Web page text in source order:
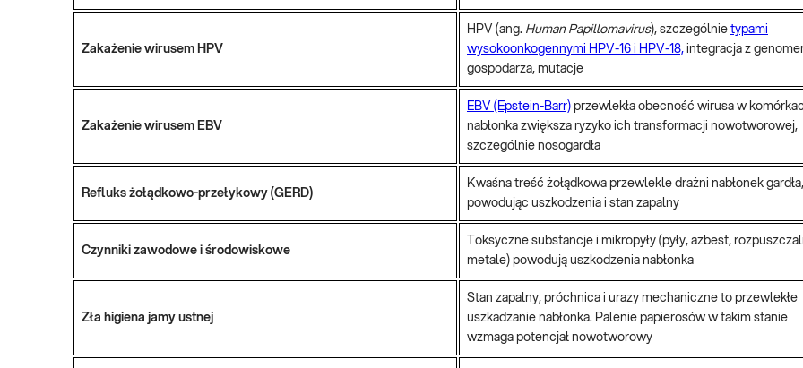
Zakażenie wirusem HPV
HPV (ang. Human Papillomavirus), szczególnie typami
wysokoonkogennymi HPV-16 i HPV-18, integracja z
gospodarza, mutacje
Zakażenie wirusem EBV
EBV (Epstein-Barr) przewlekła obecność wirusa w
nabłonka zwiększa ryzyko ich transformacji nowotworowej,
szczególnie nosogardła
Refluks żołądkowo-przełykowy (GERD)
Kwaśna treść żołądkowa przewlekle drażni nabłonek gardła,
powodując uszkodzenia i stan zapalny
Czynniki zawodowe i środowiskowe
Toksyczne substancje i mikropyły (pyły, azbest,
metale) powodują uszkodzenia nabłonka
Zła higiena jamy ustnej
Stan zapalny, próchnica i urazy mechaniczne to przewlekłe
uszkadzanie nabłonka. Palenie papierosów w takim stanie
wzmaga potencjał nowotworowy